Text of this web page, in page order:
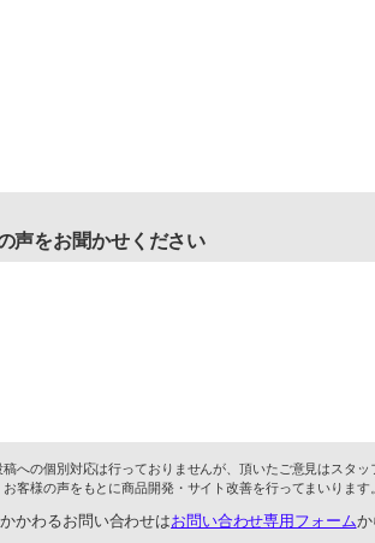
声をお聞かせください
稿への個別対応は行っておりませんが、頂いたご意見はスタ
お客様の声をもとに商品開発・サイト改善を行ってまいります。
かわるお問い合わせはお問い合わせ専用フォームか